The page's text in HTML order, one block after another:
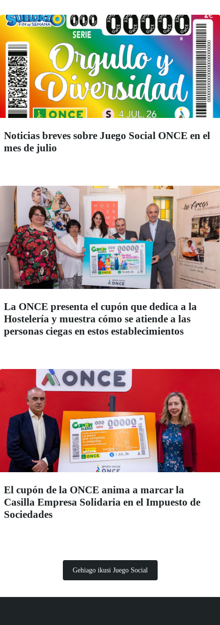
Noticias breves sobre Juego Social ONCE en el
mes de julio
La ONCE presenta el cupón que dedica a la
Hostelería y muestra cómo se atiende a las
personas ciegas en estos establecimientos
El cupón de la ONCE anima a marcar la
Casilla Empresa Solidaria en el Impuesto de
Sociedades
Gehiago ikusi Juego Social